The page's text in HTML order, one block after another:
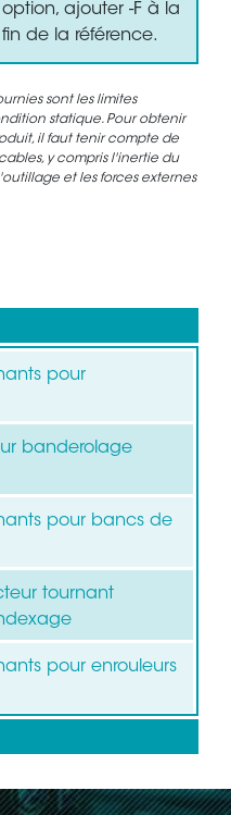
option, ajouter -F à la
fin de la référence.
sont les limites
statique. Pour obtenir
il faut tenir compte de
y compris l'inertie du
et les forces externes
pour
banderolage
pour bancs de
tournant
pour enrouleurs